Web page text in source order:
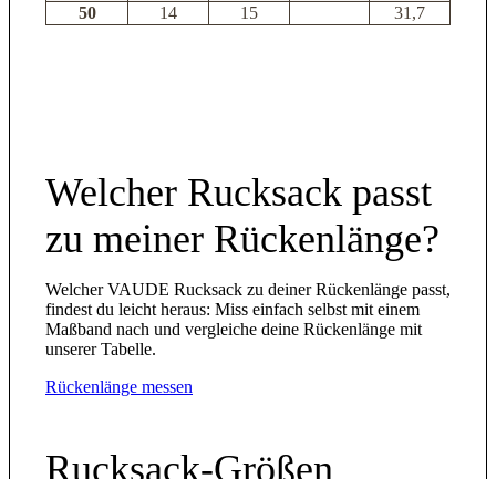
50
14 15 31,7
Welcher Rucksack passt
zu meiner Rückenlänge?
Welcher VAUDE Rucksack zu deiner Rückenlänge passt,
findest du leicht heraus: Miss einfach selbst mit einem
Maßband nach und vergleiche deine Rückenlänge mit
unserer Tabelle.
Rückenlänge messen
Rucksack-Größen